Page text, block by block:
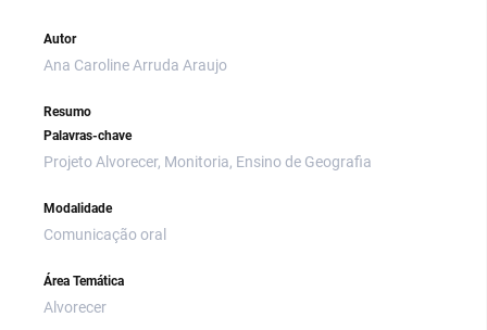
Autor
Ana Caroline Arruda Araujo
Resumo
Palavras-chave
Projeto Alvorecer, Monitoria, Ensino de Geografia
Modalidade
Comunicação oral
Área Temática
Alvorecer